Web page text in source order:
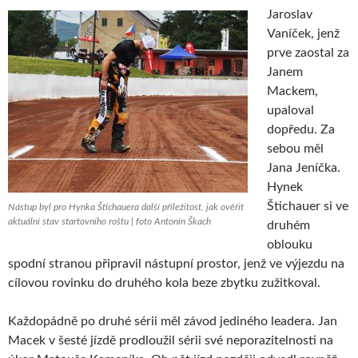
Nástup byl pro Hynka Štichauera další příležitost, jak ověřit
aktuální stav startovního roštu | foto Antonín Škach
Jaroslav
Vaníček, jenž
prve zaostal za
Janem
Mackem,
upaloval
dopředu. Za
sebou měl
Jana Jeníčka.
Hynek
Štichauer si ve
druhém
oblouku
spodní stranou připravil nástupní prostor, jenž ve výjezdu na
cílovou rovinku do druhého kola beze zbytku zužitkoval.
Každopádně po druhé sérii měl závod jediného leadera. Jan
Macek v šesté jízdě prodloužil sérii své neporazitelnosti na